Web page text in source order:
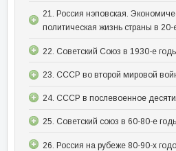
21. Россия нэповская.
политическая жизнь страны в 20-
22. Советский Союз в 1930-е
23. СССР во второй мировой
24. СССР в послевоенное
25. Советский союз в 60-80-е
26. Россия на рубеже 80-90-х